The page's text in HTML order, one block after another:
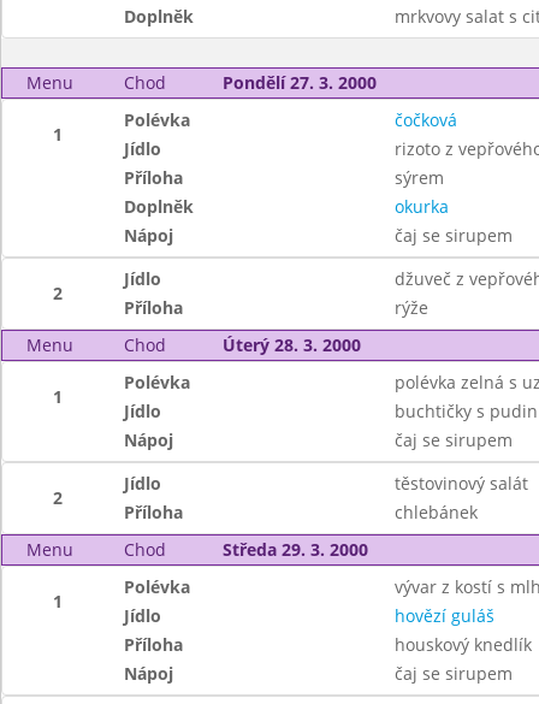
Doplněk
mrkvovy salat s
Menu Chod Pondělí 27. 3. 2000
1
Polévka
čočková
Jídlo
rizoto z
Příloha
sýrem
Doplněk
okurka
Nápoj
čaj se sirupem
2
Jídlo
džuveč z
Příloha
rýže
Menu
Chod Úterý 28. 3. 2000
1
Polévka
polévka zelná s
Jídlo
buchtičky s
Nápoj
čaj se sirupem
2
Jídlo
těstovinový salát
Příloha
chlebánek
Menu
Chod Středa 29. 3. 2000
1
Polévka
vývar z kostí s
Jídlo
hovězí guláš
Příloha
houskový knedlík
Nápoj
čaj se sirupem